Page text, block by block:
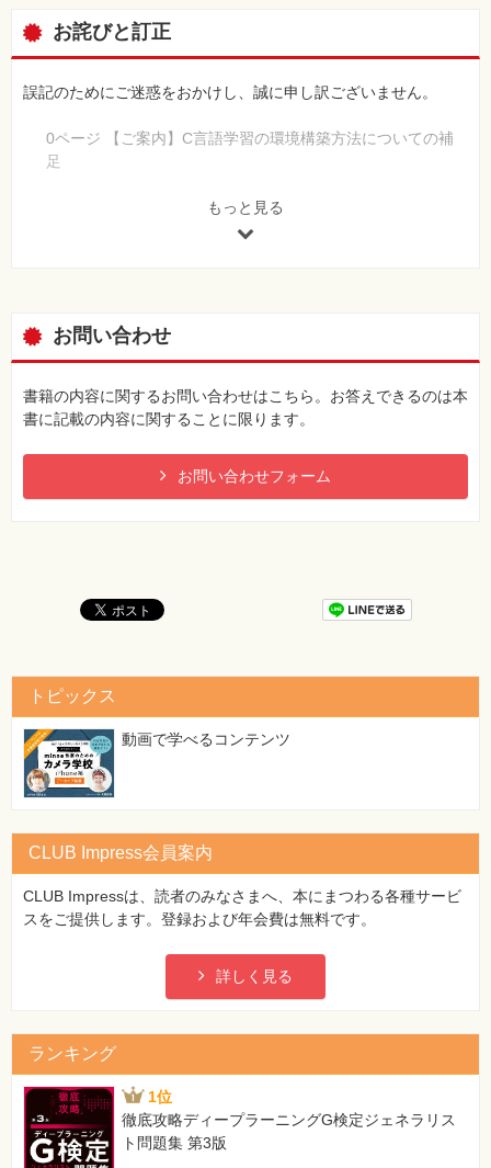
お詫びと訂正
誤記のためにご迷惑をおかけし、誠に申し訳ございません。
0ページ 【ご案内】C言語学習の環境構築方法についての補
足
※誤記ではありません
ださい。
（上にある「ダウンロード」コーナーでも案内しています
のであわせてご参照ください）
備考：
https://sukkiri.jp/books/sukkiri_c
【 第3刷にて修正 】
[誤]
1 #include <stdio.h>
2
3 int main(void)
4 {
7 printf("私は%d歳の%sです。¥n", age, name);
8 return 0;
9 }
[正]
5 int main(void)
6 {
7 int age = 29;
8 String name = "かいとう";
9 printf("私は%d歳の%sです。¥n", age, name);
10 return 0;
もっと見る
お問い合わせ
書籍の内容に関するお問い合わせはこちら。お答えできるのは本
書に記載の内容に関することに限ります。
お問い合わせフォーム
トピックス
動画で学べるコンテンツ
CLUB Impress会員案内
CLUB Impressは、読者のみなさまへ、本にまつわる各種サービ
スをご提供します。登録および年会費は無料です。
詳しく見る
ランキング
1位
徹底攻略ディープラーニングG検定ジェネラリス
ト問題集 第3版